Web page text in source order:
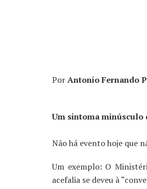
PorAntonio Fernando
Um sintoma
Não há evento hoje que
Um exemplo: O
acefalia se deveu à